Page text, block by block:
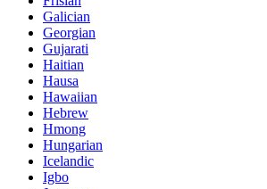
Galician
Georgian
Gujarati
Haitian
Hausa
Hawaiian
Hebrew
Hmong
Hungarian
Icelandic
Igbo